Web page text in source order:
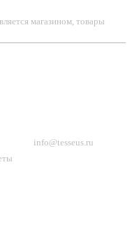
магазином, товары
info@tesseus.ru